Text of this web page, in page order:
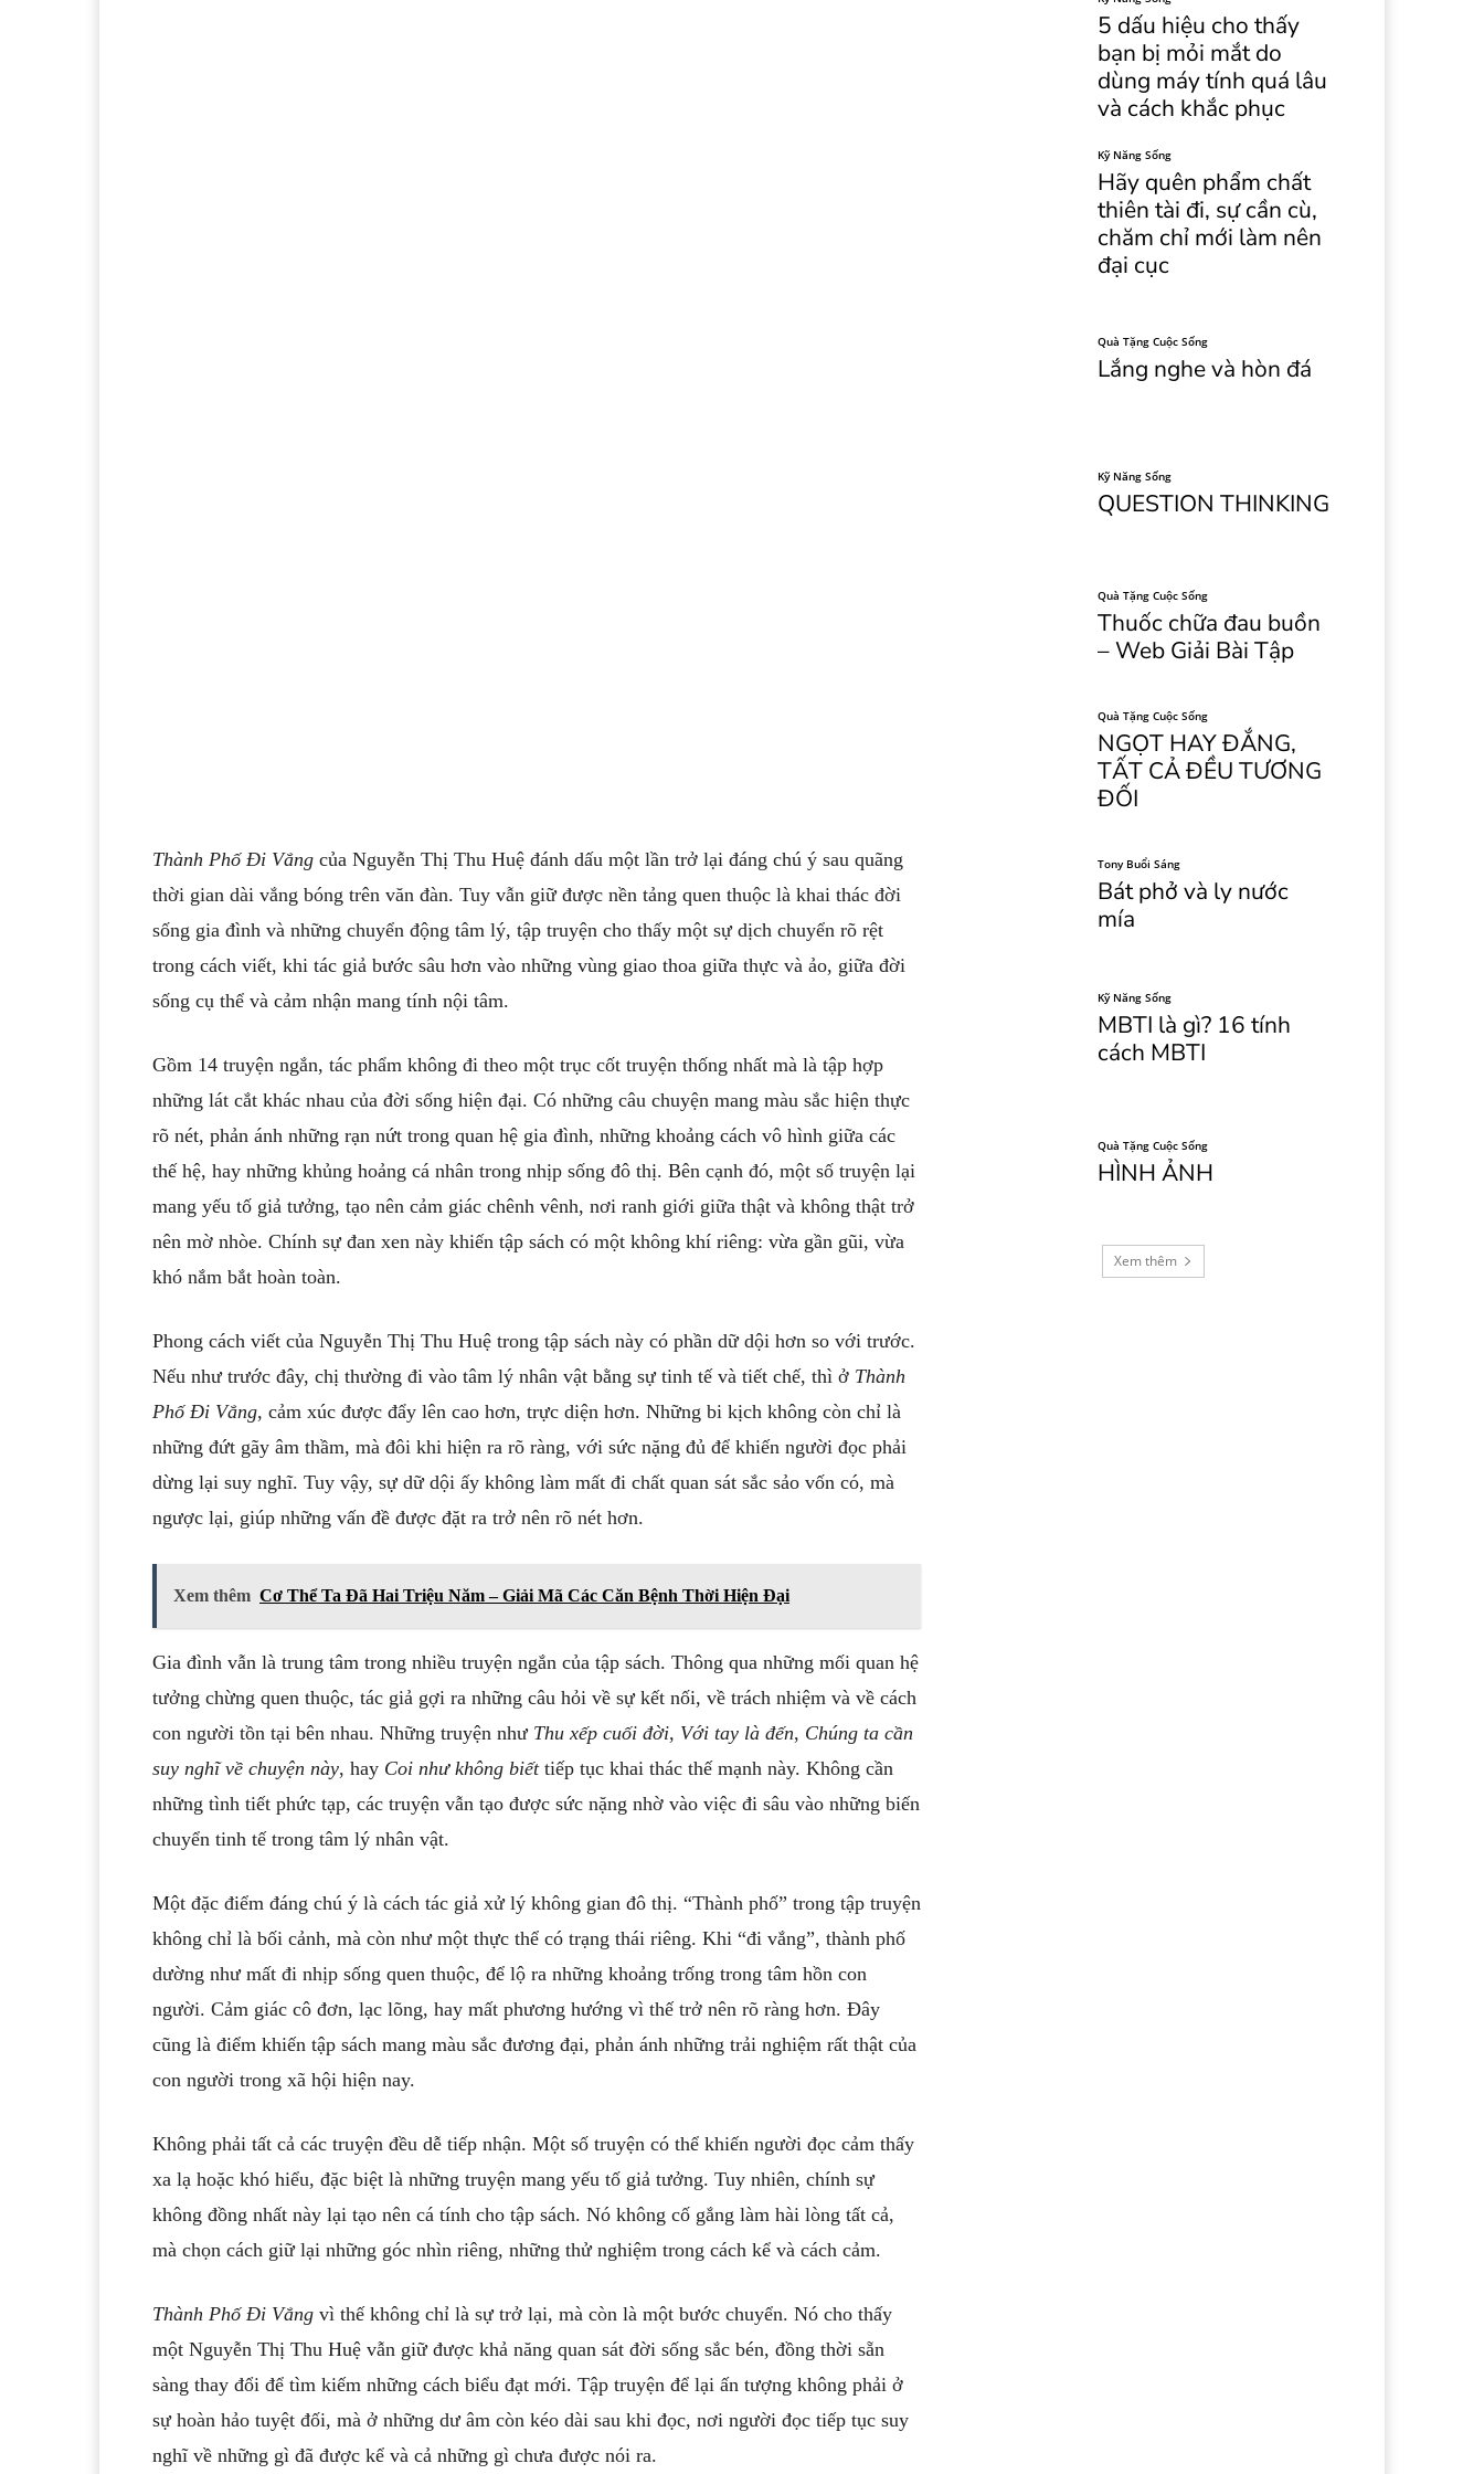
Thành Phố Đi Vắng của Nguyễn Thị Thu Huệ đánh dấu một lần trở lại đáng chú ý sau quãng
thời gian dài vắng bóng trên văn đàn. Tuy vẫn giữ được nền tảng quen thuộc là khai thác đời
sống gia đình và những chuyển động tâm lý, tập truyện cho thấy một sự dịch chuyển rõ rệt
trong cách viết, khi tác giả bước sâu hơn vào những vùng giao thoa giữa thực và ảo, giữa đời
sống cụ thể và cảm nhận mang tính nội tâm.
Gồm 14 truyện ngắn, tác phẩm không đi theo một trục cốt truyện thống nhất mà là tập hợp
những lát cắt khác nhau của đời sống hiện đại. Có những câu chuyện mang màu sắc hiện thực
rõ nét, phản ánh những rạn nứt trong quan hệ gia đình, những khoảng cách vô hình giữa các
thế hệ, hay những khủng hoảng cá nhân trong nhịp sống đô thị. Bên cạnh đó, một số truyện lại
mang yếu tố giả tưởng, tạo nên cảm giác chênh vênh, nơi ranh giới giữa thật và không thật trở
nên mờ nhòe. Chính sự đan xen này khiến tập sách có một không khí riêng: vừa gần gũi, vừa
khó nắm bắt hoàn toàn.
Phong cách viết của Nguyễn Thị Thu Huệ trong tập sách này có phần dữ dội hơn so với trước.
Nếu như trước đây, chị thường đi vào tâm lý nhân vật bằng sự tinh tế và tiết chế, thì ở Thành
Phố Đi Vắng, cảm xúc được đẩy lên cao hơn, trực diện hơn. Những bi kịch không còn chỉ là
những đứt gãy âm thầm, mà đôi khi hiện ra rõ ràng, với sức nặng đủ để khiến người đọc phải
dừng lại suy nghĩ. Tuy vậy, sự dữ dội ấy không làm mất đi chất quan sát sắc sảo vốn có, mà
ngược lại, giúp những vấn đề được đặt ra trở nên rõ nét hơn.
Xem thêm Cơ Thể Ta Đã Hai Triệu Năm – Giải Mã Các Căn Bệnh Thời Hiện Đại
Gia đình vẫn là trung tâm trong nhiều truyện ngắn của tập sách. Thông qua những mối quan hệ
tưởng chừng quen thuộc, tác giả gợi ra những câu hỏi về sự kết nối, về trách nhiệm và về cách
con người tồn tại bên nhau. Những truyện như Thu xếp cuối đời, Với tay là đến, Chúng ta cần
suy nghĩ về chuyện này, hay Coi như không biếttiếp tục khai thác thế mạnh này. Không cần
những tình tiết phức tạp, các truyện vẫn tạo được sức nặng nhờ vào việc đi sâu vào những biến
chuyển tinh tế trong tâm lý nhân vật.
Một đặc điểm đáng chú ý là cách tác giả xử lý không gian đô thị. “Thành phố” trong tập truyện
không chỉ là bối cảnh, mà còn như một thực thể có trạng thái riêng. Khi “đi vắng”, thành phố
dường như mất đi nhịp sống quen thuộc, để lộ ra những khoảng trống trong tâm hồn con
người. Cảm giác cô đơn, lạc lõng, hay mất phương hướng vì thế trở nên rõ ràng hơn. Đây
cũng là điểm khiến tập sách mang màu sắc đương đại, phản ánh những trải nghiệm rất thật của
con người trong xã hội hiện nay.
Không phải tất cả các truyện đều dễ tiếp nhận. Một số truyện có thể khiến người đọc cảm thấy
xa lạ hoặc khó hiểu, đặc biệt là những truyện mang yếu tố giả tưởng. Tuy nhiên, chính sự
không đồng nhất này lại tạo nên cá tính cho tập sách. Nó không cố gắng làm hài lòng tất cả,
mà chọn cách giữ lại những góc nhìn riêng, những thử nghiệm trong cách kể và cách cảm.
Thành Phố Đi Vắng vì thế không chỉ là sự trở lại, mà còn là một bước chuyển. Nó cho thấy
một Nguyễn Thị Thu Huệ vẫn giữ được khả năng quan sát đời sống sắc bén, đồng thời sẵn
sàng thay đổi để tìm kiếm những cách biểu đạt mới. Tập truyện để lại ấn tượng không phải ở
sự hoàn hảo tuyệt đối, mà ở những dư âm còn kéo dài sau khi đọc, nơi người đọc tiếp tục suy
nghĩ về những gì đã được kể và cả những gì chưa được nói ra.
5 dấu hiệu cho thấy
bạn bị mỏi mắt do
dùng máy tính quá lâu
và cách khắc phục
Kỹ Năng Sống
Hãy quên phẩm chất
thiên tài đi, sự cần cù,
chăm chỉ mới làm nên
đại cục
Quà Tặng Cuộc Sống
Lắng nghe và hòn đá
Kỹ Năng Sống
QUESTION THINKING
Quà Tặng Cuộc Sống
Thuốc chữa đau buồn
– Web Giải Bài Tập
Quà Tặng Cuộc Sống
NGỌT HAY ĐẮNG,
TẤT CẢ ĐỀU TƯƠNG
ĐỐI
Tony Buổi Sáng
Bát phở và ly nước
mía
Kỹ Năng Sống
MBTI là gì? 16 tính
cách MBTI
Quà Tặng Cuộc Sống
HÌNH ẢNH
Xem thêm